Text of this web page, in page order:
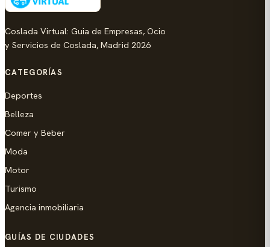
Coslada Virtual: Guia de Empresas, Ocio
y Servicios de Coslada, Madrid 2026
CATEGORÍAS
Deportes
Belleza
Comer y Beber
Moda
Motor
Turismo
Agencia inmobiliaria
GUÍAS DE CIUDADES